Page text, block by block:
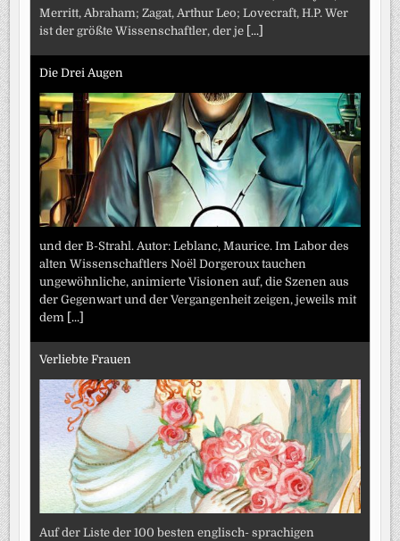
Merritt, Abraham; Zagat, Arthur Leo; Lovecraft, H.P. Wer
ist der größte Wissenschaftler, der je [...]
Die Drei Augen
und der B-Strahl. Autor: Leblanc, Maurice. Im Labor des
alten Wissenschaftlers Noël Dorgeroux tauchen
ungewöhnliche, animierte Visionen auf, die Szenen aus
der Gegenwart und der Vergangenheit zeigen, jeweils mit
dem [...]
Verliebte Frauen
Auf der Liste der 100 besten englisch- sprachigen